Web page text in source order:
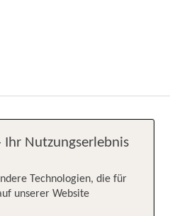
Ihr Nutzungserlebnis
Technologien, die für
unserer Website